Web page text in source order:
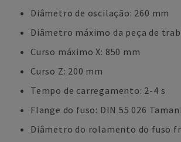
Diâmetro de oscilação: 260 mm
Diâmetro máximo da peça de
Curso máximo X: 850 mm
Curso Z: 200 mm
Tempo de carregamento: 2-4 s
Flange do fuso: DIN 55 026
Diâmetro do rolamento do fuso